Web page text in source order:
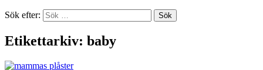
Sök efter:
Etikettarkiv: baby